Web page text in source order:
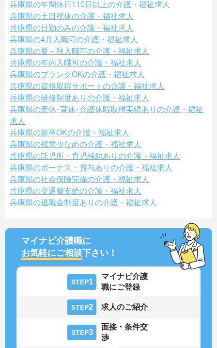
兵庫県の年間休日110日以上の介護・福祉求人
兵庫県の土日祝休の介護・福祉求人
兵庫県の日勤のみの介護・福祉求人
兵庫県の4月入職可の介護・福祉求人
兵庫県の夏～秋入職可の介護・福祉求人
兵庫県の年内入職可の介護・福祉求人
兵庫県のブランクOKの介護・福祉求人
兵庫県の資格取得サポートの介護・福祉求人
兵庫県の研修制度ありの介護・福祉求人
兵庫県の産休･育休･介護休暇取得実績ありの介護・福祉
求人
兵庫県の新卒OKの介護・福祉求人
兵庫県の残業少なめの介護・福祉求人
兵庫県の託児所・育児補助ありの介護・福祉求人
兵庫県のボーナス・賞与ありの介護・福祉求人
兵庫県の社会保険完備の介護・福祉求人
兵庫県の交通費支給の介護・福祉求人
兵庫県の退職金制度ありの介護・福祉求人
マイナビ介護職に
お気軽にご相談下さい！
STEP1
マイナビ介護
職にご登録
STEP2 求人のご紹介
STEP3
面接・条件交
渉